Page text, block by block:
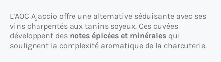
L’AOC Ajaccio offre une alternative séduisante avec ses
vins charpentés aux tanins soyeux. Ces cuvées
développent des notes épicées et minérales qui
soulignent la complexité aromatique de la charcuterie.